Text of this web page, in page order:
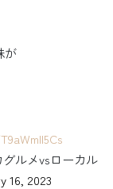
が
ルメvsローカル
16, 2023